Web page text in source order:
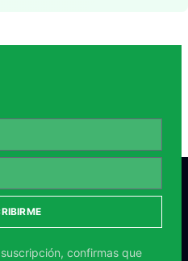
confirmas que